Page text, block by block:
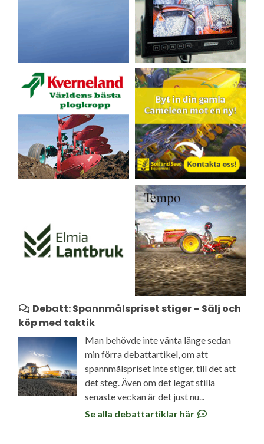
Debatt: Spannmålspriset stiger – Sälj och
köp med taktik
Man behövde inte vänta länge sedan
min förra debattartikel, om att
spannmålspriset inte stiger, till det att
det steg. Även om det legat stilla
senaste veckan är det just nu...
Se alla debattartiklar här